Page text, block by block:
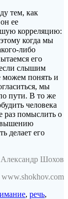
тем, как
ее
корреляцию:
когда мы
либо
его
слышим
понять и
мы
пути. В то же
человека
раз помыслить о
делает его
Александр Шохов
www.shokhov.com
, речь,